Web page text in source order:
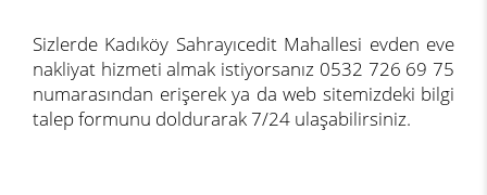
Sizlerde Kadıköy Sahrayıcedit Mahallesi evden eve
nakliyat hizmeti almak istiyorsanız 0532 726 69 75
numarasından erişerek ya da web sitemizdeki bilgi
talep formunu doldurarak 7/24 ulaşabilirsiniz.